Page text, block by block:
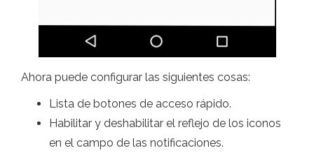
Ahora puede configurar las siguientes cosas:
Lista de botones de acceso rápido.
Habilitar y deshabilitar el reflejo de los iconos
en el campo de las notificaciones.